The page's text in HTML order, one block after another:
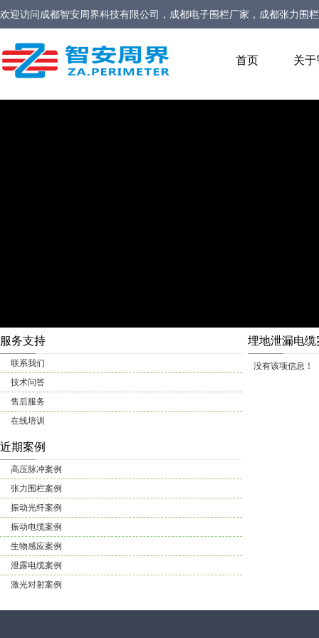
欢迎访问成都智安周界科技有限公司，成都电子围栏厂家，成都张力围
家，定位型振动光缆厂家，定位型振动光纤报警系统厂家，生物静电感
首页 关于
服务支持
联系我们
技术问答
售后服务
在线培训
近期案例
高压脉冲案例
张力围栏案例
振动光纤案例
振动电缆案例
生物感应案例
泄露电缆案例
激光对射案例
埋地泄漏电缆
没有该项信息！